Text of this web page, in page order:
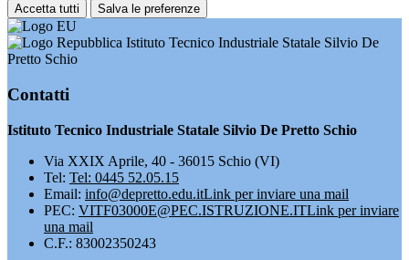
Accetta tutti Salva le preferenze
Istituto Tecnico Industriale Statale Silvio De
Pretto Schio
Contatti
Istituto Tecnico Industriale Statale Silvio De Pretto Schio
Via XXIX Aprile, 40 - 36015 Schio (VI)
Tel: Tel: 0445 52.05.15
Email: info@depretto.edu.itLink per inviare una mail
PEC: VITF03000E@PEC.ISTRUZIONE.ITLink per inviare
una mail
C.F.: 83002350243